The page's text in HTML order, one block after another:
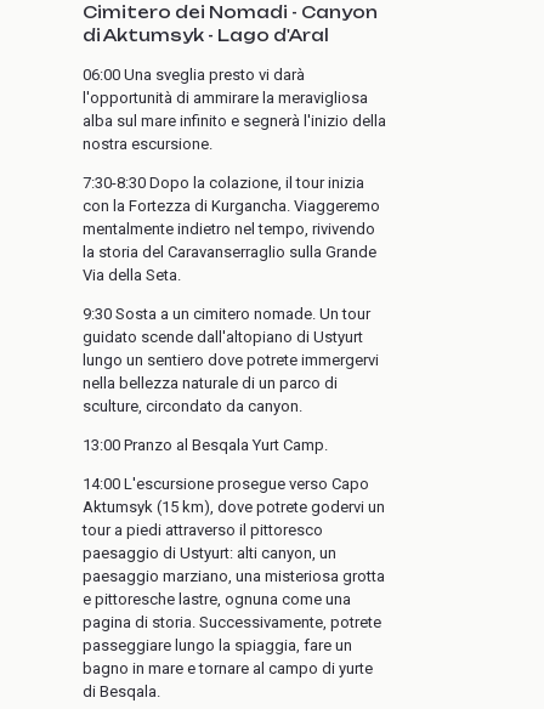
Cimitero dei Nomadi - Canyon
di Aktumsyk - Lago d'Aral
06:00 Una sveglia presto vi darà
l'opportunità di ammirare la meravigliosa
alba sul mare infinito e segnerà l'inizio della
nostra escursione.
7:30-8:30 Dopo la colazione, il tour inizia
con la Fortezza di Kurgancha. Viaggeremo
mentalmente indietro nel tempo, rivivendo
la storia del Caravanserraglio sulla Grande
Via della Seta.
9:30 Sosta a un cimitero nomade. Un tour
guidato scende dall'altopiano di Ustyurt
lungo un sentiero dove potrete immergervi
nella bellezza naturale di un parco di
sculture, circondato da canyon.
13:00 Pranzo al Besqala Yurt Camp.
14:00 L'escursione prosegue verso Capo
Aktumsyk (15 km), dove potrete godervi un
tour a piedi attraverso il pittoresco
paesaggio di Ustyurt: alti canyon, un
paesaggio marziano, una misteriosa grotta
e pittoresche lastre, ognuna come una
pagina di storia. Successivamente, potrete
passeggiare lungo la spiaggia, fare un
bagno in mare e tornare al campo di yurte
di Besqala.